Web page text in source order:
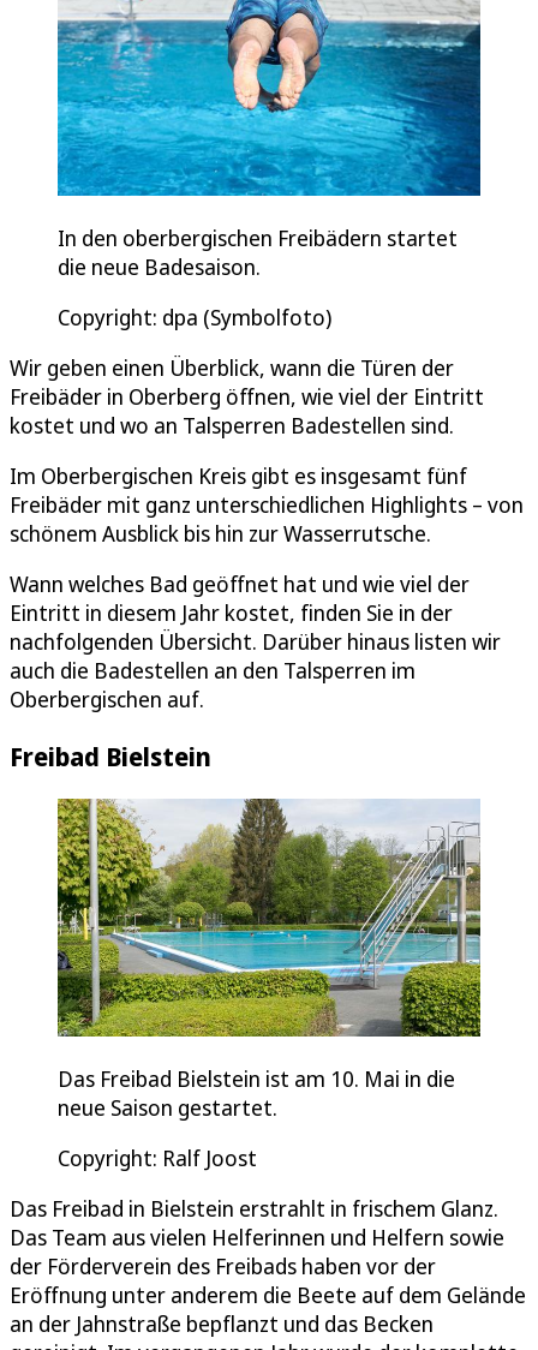
In den oberbergischen Freibädern startet
die neue Badesaison.
Copyright: dpa (Symbolfoto)
Wir geben einen Überblick, wann die Türen der
Freibäder in Oberberg öffnen, wie viel der Eintritt
kostet und wo an Talsperren Badestellen sind.
Im Oberbergischen Kreis gibt es insgesamt fünf
Freibäder mit ganz unterschiedlichen Highlights – von
schönem Ausblick bis hin zur Wasserrutsche.
Wann welches Bad geöffnet hat und wie viel der
Eintritt in diesem Jahr kostet, finden Sie in der
nachfolgenden Übersicht. Darüber hinaus listen wir
auch die Badestellen an den Talsperren im
Oberbergischen auf.
Freibad Bielstein
Das Freibad Bielstein ist am 10. Mai in die
neue Saison gestartet.
Copyright: Ralf Joost
Das Freibad in Bielstein erstrahlt in frischem Glanz.
Das Team aus vielen Helferinnen und Helfern sowie
der Förderverein des Freibads haben vor der
Eröffnung unter anderem die Beete auf dem Gelände
an der Jahnstraße bepflanzt und das Becken